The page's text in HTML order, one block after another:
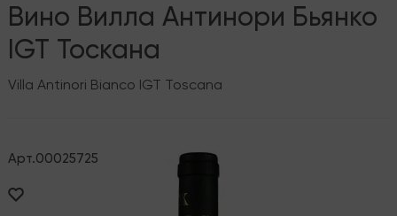
Вино Вилла Антинори Бьянко
IGT Тоскана
Villa Antinori Bianco IGT Toscana
Арт.00025725